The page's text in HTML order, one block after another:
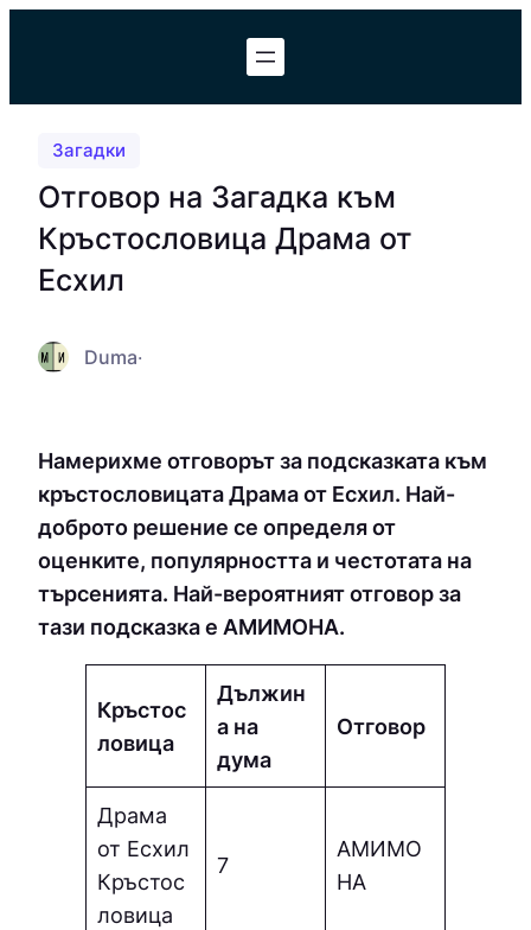
Загадки
Отговор на Загадка към
Кръстословица Драма от
Есхил
Duma·
Намерихме отговорът за подсказката към
кръстословицата Драма от Есхил. Най-
доброто решение се определя от
оценките, популярността и честотата на
търсенията. Най-вероятният отговор за
тази подсказка е AМИМOНA.
Кръстос
ловица
Дължин
а на
дума
Отговор
Драма
от Есхил
Кръстос
ловица
7
AМИМO
НA